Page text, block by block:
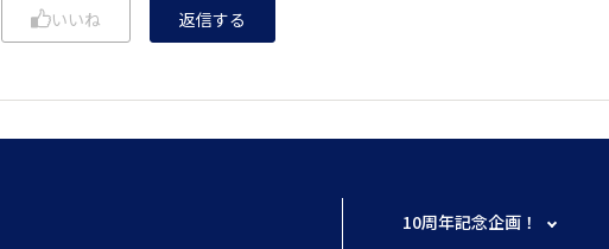
いいね 返信する
10周年記念企画！